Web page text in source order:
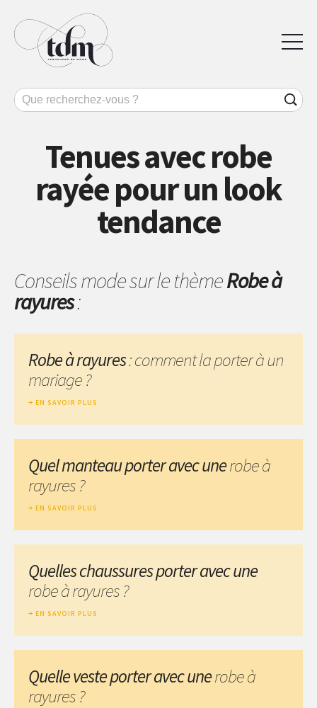
Tenues avec robe
rayée pour un look
tendance
Conseils mode sur le thèmeRobe à
rayures:
Robe à rayures: comment la porter à un
mariage ?
EN SAVOIR PLUS
Quel manteau porter avec unerobe à
rayures ?
EN SAVOIR PLUS
Quelles chaussures porter avec une
robe à rayures ?
EN SAVOIR PLUS
Quelle veste porter avec unerobe à
rayures ?